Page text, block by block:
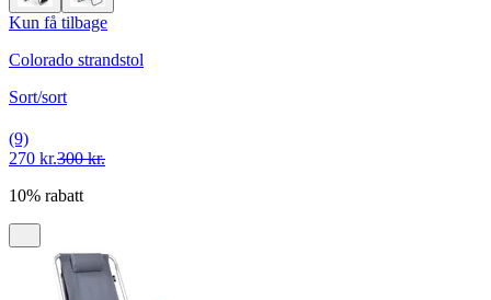
Kun få tilbage
Colorado strandstol
Sort/sort
(9)
270 kr.300 kr.
10% rabatt